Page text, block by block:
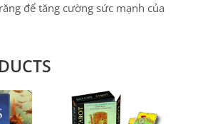
để tăng cường sức mạnh của